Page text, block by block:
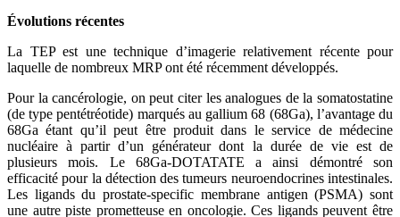
Évolutions récentes
La TEP est une technique d’imagerie relativement récente pour
laquelle de nombreux MRP ont été récemment développés.
Pour la cancérologie, on peut citer les analogues de la somatostatine
(de type pentétréotide) marqués au gallium 68 (68Ga), l’avantage du
68Ga étant qu’il peut être produit dans le service de médecine
nucléaire à partir d’un générateur dont la durée de vie est de
plusieurs mois. Le 68Ga-DOTATATE a ainsi démontré son
efficacité pour la détection des tumeurs neuroendocrines intestinales.
Les ligands du prostate-specific membrane antigen (PSMA) sont
une autre piste prometteuse en oncologie. Ces ligands peuvent être